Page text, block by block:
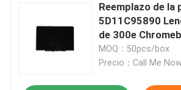
Reemplazo de la pantalla LCD de
Reemplazo de la pantalla LCD de
Reemplazo de la
5D11C95890
de 300e
MOQ：50pcs/box
Precio：Call Me